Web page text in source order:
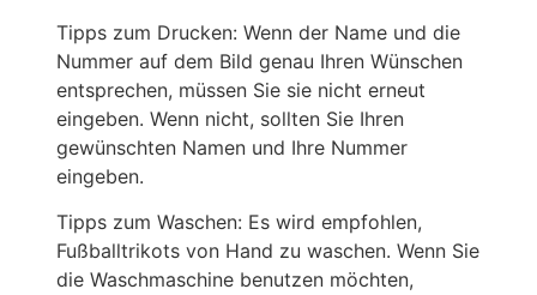
Tipps zum Drucken: Wenn der Name und die
Nummer auf dem Bild genau Ihren Wünschen
entsprechen, müssen Sie sie nicht erneut
eingeben. Wenn nicht, sollten Sie Ihren
gewünschten Namen und Ihre Nummer
eingeben.
Tipps zum Waschen: Es wird empfohlen,
Fußballtrikots von Hand zu waschen. Wenn Sie
die Waschmaschine benutzen möchten,